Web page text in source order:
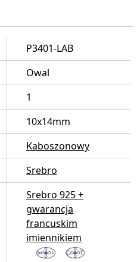
P3401-LAB
Owal
1
10x14mm
Kaboszonowy
Srebro
Srebro 925 +
gwarancja
francuskim
imiennikiem